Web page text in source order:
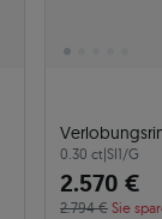
0.30 ct|SI1/G
2.570 €
2.794 € Sie